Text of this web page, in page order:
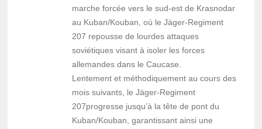
marche forcée vers le sud-est de Krasnodar
au Kuban/Kouban, où le Jäger-Regiment
207 repousse de lourdes attaques
soviétiques visant à isoler les forces
allemandes dans le Caucase.
Lentement et méthodiquement au cours des
mois suivants, le Jäger-Regiment
207progresse jusqu’à la tête de pont du
Kuban/Kouban, garantissant ainsi une